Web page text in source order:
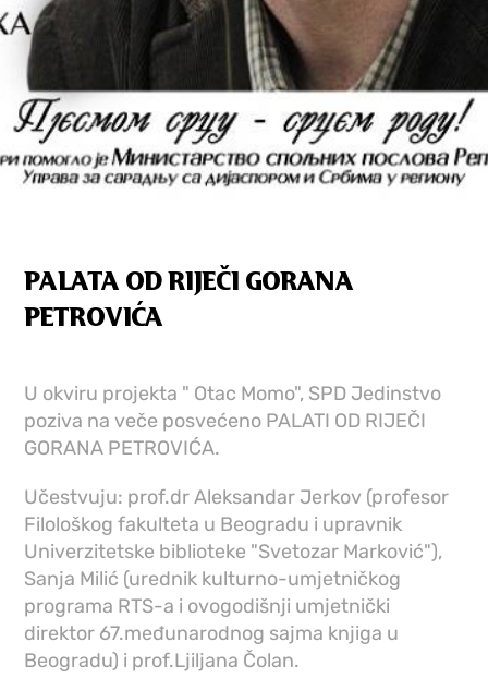
PALATA OD RIJEČI GORANA
PETROVIĆA
U okviru projekta " Otac Momo", SPD Jedinstvo
poziva na veče posvećeno PALATI OD RIJEČI
GORANA PETROVIĆA.
Učestvuju: prof.dr Aleksandar Jerkov (profesor
Filološkog fakulteta u Beogradu i upravnik
Univerzitetske biblioteke "Svetozar Marković"),
Sanja Milić (urednik kulturno-umjetničkog
programa RTS-a i ovogodišnji umjetnički
direktor 67.međunarodnog sajma knjiga u
Beogradu) i prof.Ljiljana Čolan.